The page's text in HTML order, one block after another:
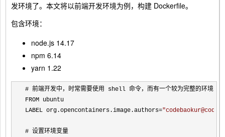
发环境了。本文将以前端开发环境为例，构建 Dockerfile。
包含环境：
node.js 14.17
npm 6.14
yarn 1.22
# 前端开发中，时常需要使用 shell 命令，而有一个较为完整的环境比
FROM ubuntu
LABEL org.opencontainers.image.authors="
# 设置环境变量